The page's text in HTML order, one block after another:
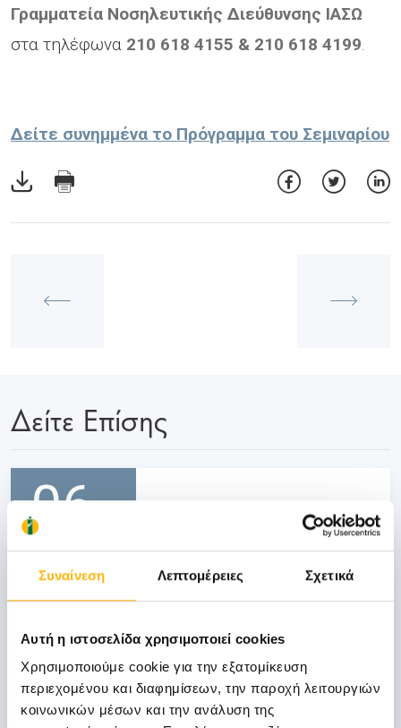
Συναίνεση Λεπτομέρειες Σχετικά
Αυτή η ιστοσελίδα χρησιμοποιεί cookies
Χρησιμοποιούμε cookie για την εξατομίκευση
περιεχομένου και διαφημίσεων, την παροχή λειτουργιών
κοινωνικών μέσων και την ανάλυση της
Γραμματεία Νοσηλευτικής Διεύθυνσης ΙΑΣΩ
στα τηλέφωνα 210 618 4155 & 210 618 4199.
Δείτε συνημμένα το Πρόγραμμα του Σεμιναρίου
Δείτε Επίσης
06
ΙΑΣΩ Γενική Κλινική: Επιστημονική
Διημερίδα «Γυναικολογικές νεοπλασίες και
νεοπλασίες ουροποιητικού και μαστού:
Θεραπευτικά διλήμματα και νεότερα